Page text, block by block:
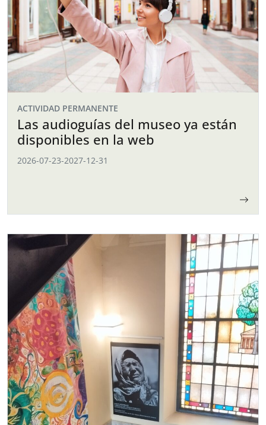
ACTIVIDAD PERMANENTE
Las audioguías del museo ya están
disponibles en la web
2026-07-23-2027-12-31